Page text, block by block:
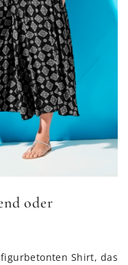
oder
Shirt, das